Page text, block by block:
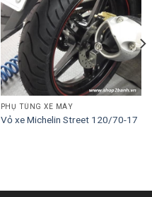
PHỤ TÙNG XE MÁY
Vỏ xe Michelin Street 120/70-17